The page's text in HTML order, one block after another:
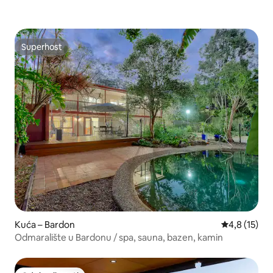
Superhost
Superhost
Kuća – Bardon Prosječna
4,8 (15)
Odmaralište u Bardonu / spa, sauna, bazen, kamin